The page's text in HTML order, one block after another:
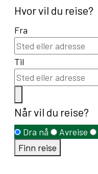
Hvor vil du reise?
Fra
Til
Når vil du reise?
Dra nå Avreise
Finn reise